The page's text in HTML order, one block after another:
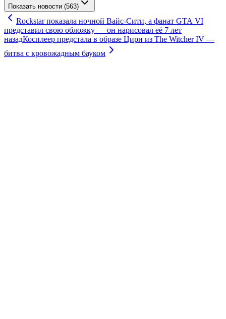
Показать новости (563)
Rockstar показала ночной Вайс-Сити, а фанат GTA VI
представил свою обложку — он нарисовал её 7 лет
назадКосплеер предстала в образе Цири из The Witcher IV —
битва с кровожадным бауком